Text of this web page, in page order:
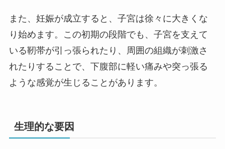
また、妊娠が成立すると、子宮は徐々に大きくな
り始めます。この初期の段階でも、子宮を支えて
いる靭帯が引っ張られたり、周囲の組織が刺激さ
れたりすることで、下腹部に軽い痛みや突っ張る
ような感覚が生じることがあります。
生理的な要因